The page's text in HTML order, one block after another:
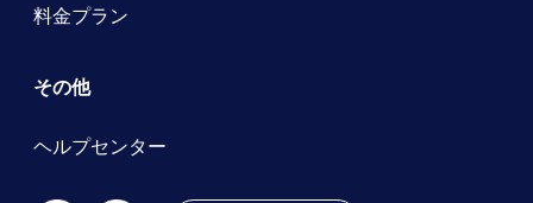
料金プラン
その他
ヘルプセンター